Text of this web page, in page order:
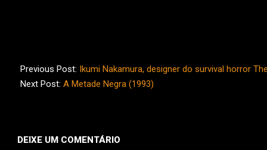
09-
11
Previous Post: Ikumi Nakamura, designer do survival horror
Next Post: A Metade Negra (1993)
DEIXE UM COMENTÁRIO